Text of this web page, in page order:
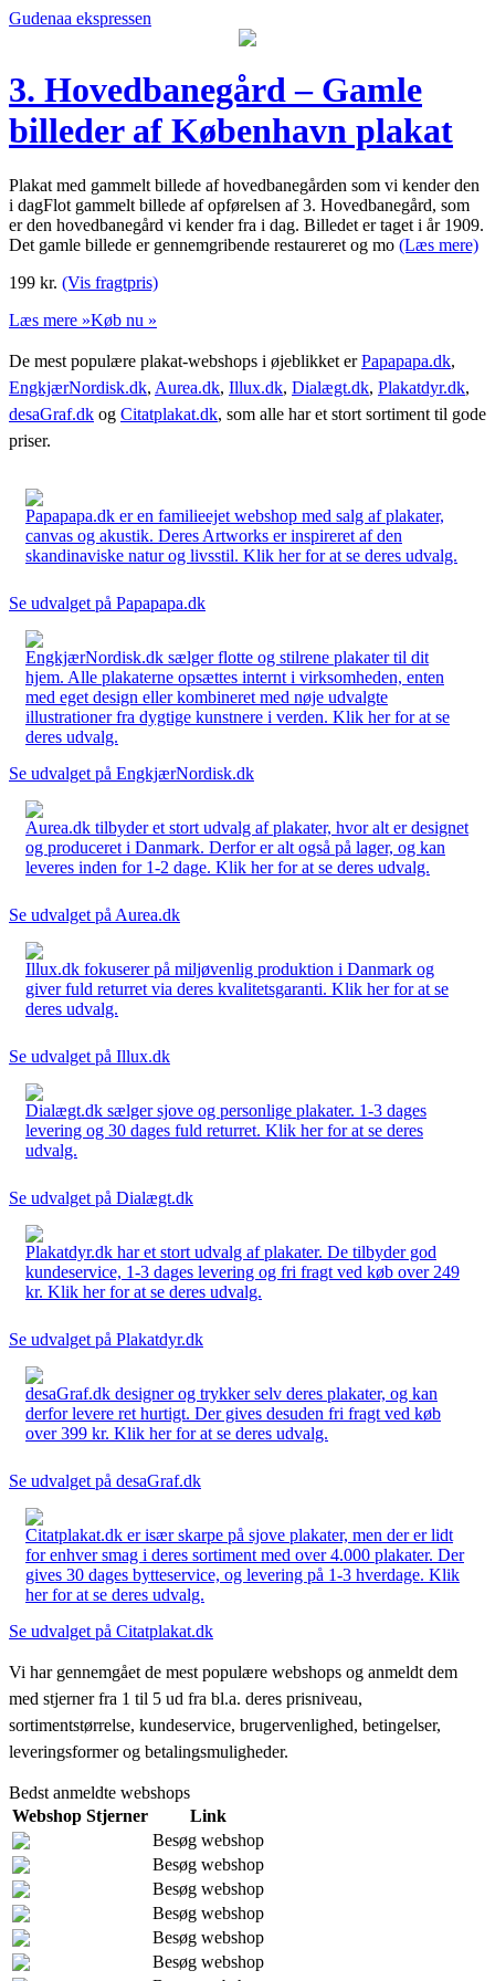
Gudenaa ekspressen
3. Hovedbanegård – Gamle
billeder af København plakat
Plakat med gammelt billede af hovedbanegården som vi kender den
i dagFlot gammelt billede af opførelsen af 3. Hovedbanegård, som
er den hovedbanegård vi kender fra i dag. Billedet er taget i år 1909.
Det gamle billede er gennemgribende restaureret og mo (Læs mere)
199 kr. (Vis fragtpris)
Læs mere »Køb nu »
De mest populære plakat-webshops i øjeblikket erPapapapa.dk,
EngkjærNordisk.dk, Aurea.dk, Illux.dk, Dialægt.dk, Plakatdyr.dk,
desaGraf.dk og Citatplakat.dk, som alle har et stort sortiment til gode
priser.
Papapapa.dk er en familieejet webshop med salg af plakater,
canvas og akustik. Deres Artworks er inspireret af den
skandinaviske natur og livsstil. Klik her for at se deres udvalg.
Se udvalget på Papapapa.dk
EngkjærNordisk.dk sælger flotte og stilrene plakater til dit
hjem. Alle plakaterne opsættes internt i virksomheden, enten
med eget design eller kombineret med nøje udvalgte
illustrationer fra dygtige kunstnere i verden. Klik her for at se
deres udvalg.
Se udvalget på EngkjærNordisk.dk
Aurea.dk tilbyder et stort udvalg af plakater, hvor alt er designet
og produceret i Danmark. Derfor er alt også på lager, og kan
leveres inden for 1-2 dage. Klik her for at se deres udvalg.
Se udvalget på Aurea.dk
Illux.dk fokuserer på miljøvenlig produktion i Danmark og
giver fuld returret via deres kvalitetsgaranti. Klik her for at se
deres udvalg.
Se udvalget på Illux.dk
Dialægt.dk sælger sjove og personlige plakater. 1-3 dages
levering og 30 dages fuld returret. Klik her for at se deres
udvalg.
Se udvalget på Dialægt.dk
Plakatdyr.dk har et stort udvalg af plakater. De tilbyder god
kundeservice, 1-3 dages levering og fri fragt ved køb over 249
kr. Klik her for at se deres udvalg.
Se udvalget på Plakatdyr.dk
desaGraf.dk designer og trykker selv deres plakater, og kan
derfor levere ret hurtigt. Der gives desuden fri fragt ved køb
over 399 kr. Klik her for at se deres udvalg.
Se udvalget på desaGraf.dk
Citatplakat.dk er især skarpe på sjove plakater, men der er lidt
for enhver smag i deres sortiment med over 4.000 plakater. Der
gives 30 dages bytteservice, og levering på 1-3 hverdage. Klik
her for at se deres udvalg.
Se udvalget på Citatplakat.dk
Vi har gennemgået de mest populære webshops og anmeldt dem
med stjerner fra 1 til 5 ud fra bl.a. deres prisniveau,
sortimentstørrelse, kundeservice, brugervenlighed, betingelser,
leveringsformer og betalingsmuligheder.
Bedst anmeldte webshops
Webshop Stjerner
Link
Besøg webshop
Besøg webshop
Besøg webshop
Besøg webshop
Besøg webshop
Besøg webshop